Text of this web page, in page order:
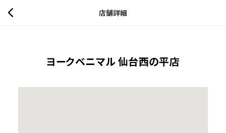
店舗詳細
ヨークベニマル 仙台西の平店